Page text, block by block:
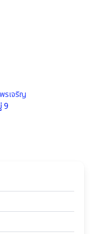
รเจริญ
9